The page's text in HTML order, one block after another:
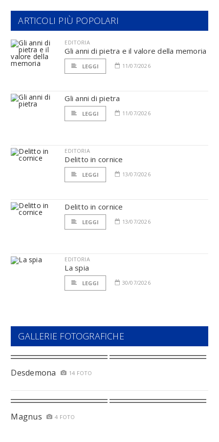
ARTICOLI PIÙ POPOLARI
EDITORIA
Gli anni di pietra e il valore della memoria
LEGGI 11/07/2026
Gli anni di pietra
LEGGI 11/07/2026
EDITORIA
Delitto in cornice
LEGGI 13/07/2026
Delitto in cornice
LEGGI 13/07/2026
EDITORIA
La spia
LEGGI 30/07/2026
GALLERIE FOTOGRAFICHE
Desdemona 14 FOTO
Magnus 4 FOTO